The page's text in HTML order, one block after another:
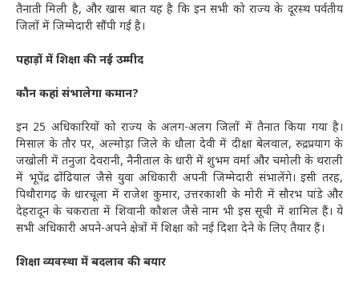
तैनाती मिली है, और खास बात यह है कि इन सभी को राज्य के दूरस्थ पर्वतीय
जिलों में जिम्मेदारी सौंपी गई है।
पहाड़ों में शिक्षा की नई उम्मीद
कौन कहां संभालेगा कमान?
इन 25 अधिकारियों को राज्य के अलग-अलग जिलों में तैनात किया गया है।
मिसाल के तौर पर, अल्मोड़ा जिले के धौला देवी में दीक्षा बेलवाल, रुद्रप्रयाग के
जखोली में तनुजा देवरानी, नैनीताल के धारी में शुभम वर्मा और चमोली के थराली
में भूपेंद्र ढोंढियाल जैसे युवा अधिकारी अपनी जिम्मेदारी संभालेंगे। इसी तरह,
पिथौरागढ़ के धारचूला में राजेश कुमार, उत्तरकाशी के मोरी में सौरभ पांडे और
देहरादून के चकराता में शिवानी कौशल जैसे नाम भी इस सूची में शामिल हैं। ये
सभी अधिकारी अपने-अपने क्षेत्रों में शिक्षा को नई दिशा देने के लिए तैयार हैं।
शिक्षा व्यवस्था में बदलाव की बयार